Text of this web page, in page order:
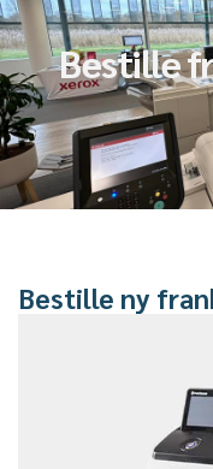
Bestille
Bestille ny